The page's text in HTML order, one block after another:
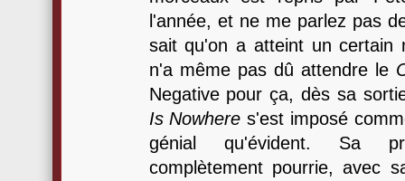
l'année, et ne me parlez pas
sait qu'on a atteint un certain
n'a même pas dû attendre le
Negative pour ça, dès sa
Is Nowhere s'est imposé
génial qu'évident. Sa
complètement pourrie, avec